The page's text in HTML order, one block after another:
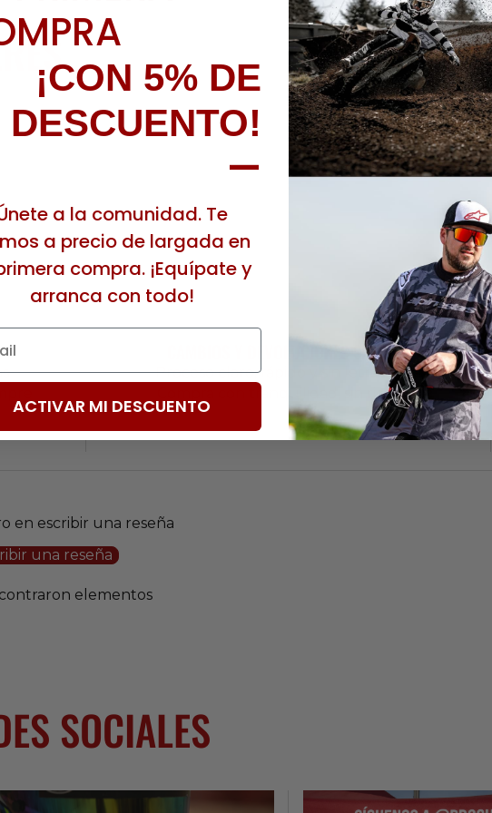
CAMBIOS Y DEVOLUCIONES SIMPLES
Proceso claro, rápido y sin letra chica.
Compra con tranquilidad, sin riesgos.
en escribir una reseña
una reseña
elementos
SOCIALES
¡CON 5% DE
DESCUENTO!
—
a la comunidad. Te
a precio de largada en
compra. ¡Equípate y
arranca con todo!
ACTIVAR MI DESCUENTO